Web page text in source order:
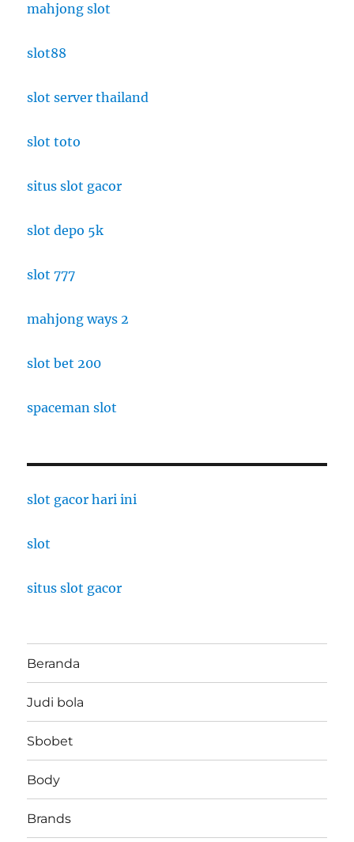
mahjong slot
slot88
slot server thailand
slot toto
situs slot gacor
slot depo 5k
slot 777
mahjong ways 2
slot bet 200
spaceman slot
slot gacor hari ini
slot
situs slot gacor
Beranda
Judi bola
Sbobet
Body
Brands